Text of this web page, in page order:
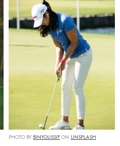
PHOTO BY BINYOUSSIF ON UNSPLASH